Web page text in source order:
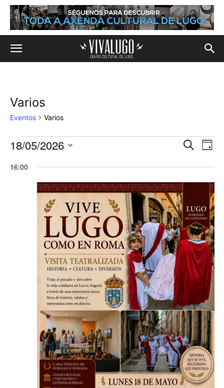
Varios
Eventos Varios
Eventos
en
mayo,
de
y
vistas
de
Buscar
de
Día
18/05/2026
la
16:00